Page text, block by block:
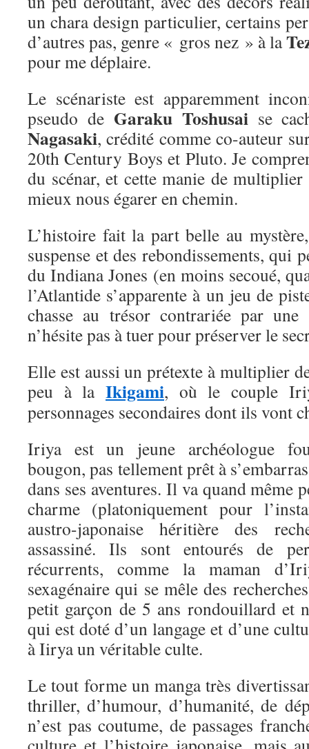
un chara design particulier, certains
d’autres pas, genre « gros nez » à la
pour me déplaire.
Le scénariste est apparemment
pseudo de Garaku Toshusaise
Nagasaki, crédité comme co-auteur
20th Century Boys et Pluto. Je
du scénar, et cette manie de multiplier
mieux nous égarer en chemin.
L’histoire fait la part belle au
suspense et des rebondissements, qui
du Indiana Jones (en moins secoué,
l’Atlantide s’apparente à un jeu de
chasse au trésor contrariée par une
n’hésite pas à tuer pour préserver le
Elle est aussi un prétexte à multiplier
peu à la Ikigami, où le couple
personnages secondaires dont ils vont
Iriya est un jeune archéologue
bougon, pas tellement prêt à
dans ses aventures. Il va quand même
charme (platoniquement pour
austro-japonaise héritière des
assassiné. Ils sont entourés de
récurrents, comme la maman
sexagénaire qui se mêle des
petit garçon de 5 ans rondouillard et
qui est doté d’un langage et d’une
à Iirya un véritable culte.
Le tout forme un manga très
thriller, d’humour, d’humanité, de
n’est pas coutume, de passages